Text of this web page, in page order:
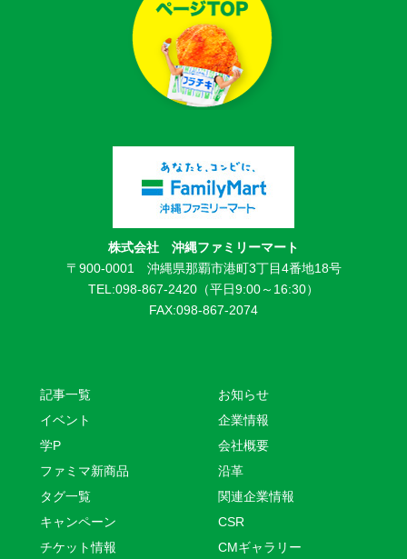
株式会社 沖縄ファミリーマート
〒900-0001 沖縄県那覇市港町3丁目4番地18号
TEL:098-867-2420（平日9:00～16:30）
FAX:098-867-2074
記事一覧
イベント
学P
ファミマ新商品
タグ一覧
キャンペーン
チケット情報
お知らせ
企業情報
会社概要
沿革
関連企業情報
CSR
CMギャラリー